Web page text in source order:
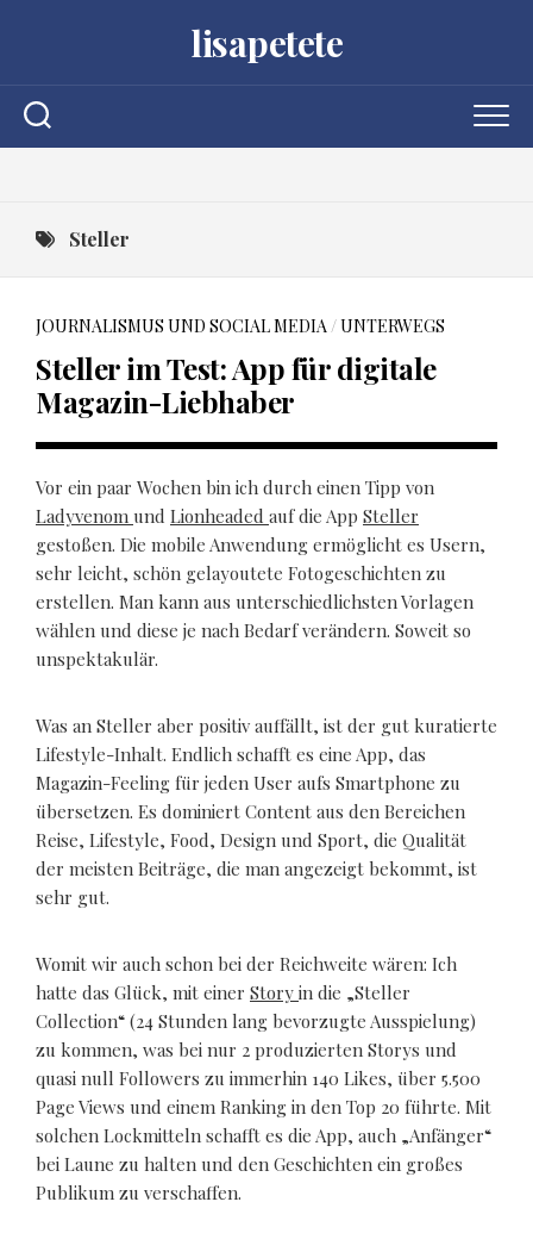
lisapetete
Steller
JOURNALISMUS UND SOCIAL MEDIA/UNTERWEGS
Steller im Test: App für digitale
Magazin-Liebhaber
Vor ein paar Wochen bin ich durch einen Tipp von
Ladyvenom und Lionheaded auf die App Steller
gestoßen. Die mobile Anwendung ermöglicht es Usern,
sehr leicht, schön gelayoutete Fotogeschichten zu
erstellen. Man kann aus unterschiedlichsten Vorlagen
wählen und diese je nach Bedarf verändern. Soweit so
unspektakulär.
Was an Steller aber positiv auffällt, ist der gut kuratierte
Lifestyle-Inhalt. Endlich schafft es eine App, das
Magazin-Feeling für jeden User aufs Smartphone zu
übersetzen. Es dominiert Content aus den Bereichen
Reise, Lifestyle, Food, Design und Sport, die Qualität
der meisten Beiträge, die man angezeigt bekommt, ist
sehr gut.
Womit wir auch schon bei der Reichweite wären: Ich
hatte das Glück, mit einer Story in die „Steller
Collection“ (24 Stunden lang bevorzugte Ausspielung)
zu kommen, was bei nur 2 produzierten Storys und
quasi null Followers zu immerhin 140 Likes, über 5.500
Page Views und einem Ranking in den Top 20 führte. Mit
solchen Lockmitteln schafft es die App, auch „Anfänger“
bei Laune zu halten und den Geschichten ein großes
Publikum zu verschaffen.